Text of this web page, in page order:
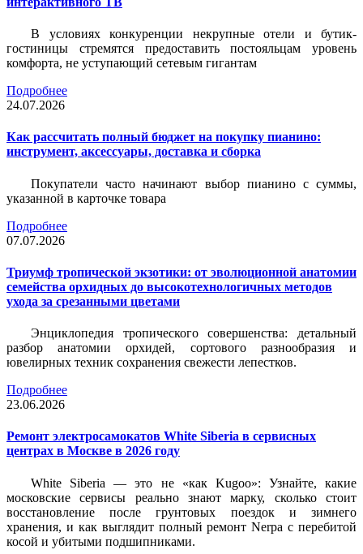
В условиях конкуренции некрупные отели и бутик-
гостиницы стремятся предоставить постояльцам уровень
комфорта, не уступающий сетевым гигантам
Подробнее
24.07.2026
Как рассчитать полный бюджет на покупку пианино:
инструмент, аксессуары, доставка и сборка
Покупатели часто начинают выбор пианино с суммы,
указанной в карточке товара
Подробнее
07.07.2026
Триумф тропической экзотики: от эволюционной анатомии
семейства орхидных до высокотехнологичных методов
ухода за срезанными цветами
Энциклопедия тропического совершенства: детальный
разбор анатомии орхидей, сортового разнообразия и
ювелирных техник сохранения свежести лепестков.
Подробнее
23.06.2026
Ремонт электросамокатов White Siberia в сервисных
центрах в Москве в 2026 году
White Siberia — это не «как Kugoo»: Узнайте, какие
московские сервисы реально знают марку, сколько стоит
восстановление после грунтовых поездок и зимнего
хранения, и как выглядит полный ремонт Nerpa с перебитой
косой и убитыми подшипниками.